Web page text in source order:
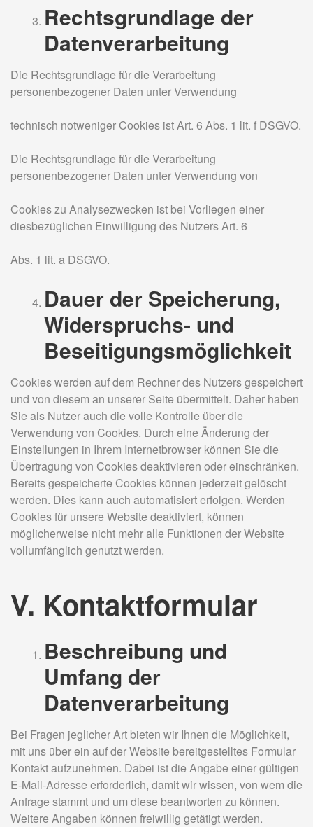
Rechtsgrundlage der
Datenverarbeitung
Die Rechtsgrundlage für die Verarbeitung
personenbezogener Daten unter Verwendung
technisch notweniger Cookies ist Art. 6 Abs. 1 lit. f DSGVO.
Die Rechtsgrundlage für die Verarbeitung
personenbezogener Daten unter Verwendung von
Cookies zu Analysezwecken ist bei Vorliegen einer
diesbezüglichen Einwilligung des Nutzers Art. 6
Abs. 1 lit. a DSGVO.
Dauer der Speicherung,
Widerspruchs- und
Beseitigungsmöglichkeit
Cookies werden auf dem Rechner des Nutzers gespeichert
und von diesem an unserer Seite übermittelt. Daher haben
Sie als Nutzer auch die volle Kontrolle über die
Verwendung von Cookies. Durch eine Änderung der
Einstellungen in Ihrem Internetbrowser können Sie die
Übertragung von Cookies deaktivieren oder einschränken.
Bereits gespeicherte Cookies können jederzeit gelöscht
werden. Dies kann auch automatisiert erfolgen. Werden
Cookies für unsere Website deaktiviert, können
möglicherweise nicht mehr alle Funktionen der Website
vollumfänglich genutzt werden.
V. Kontaktformular
Beschreibung und
Umfang der
Datenverarbeitung
Bei Fragen jeglicher Art bieten wir Ihnen die Möglichkeit,
mit uns über ein auf der Website bereitgestelltes Formular
Kontakt aufzunehmen. Dabei ist die Angabe einer gültigen
E-Mail-Adresse erforderlich, damit wir wissen, von wem die
Anfrage stammt und um diese beantworten zu können.
Weitere Angaben können freiwillig getätigt werden.